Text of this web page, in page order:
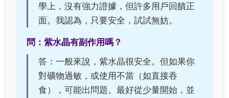
學上，沒有強力證據，但許多用戶回饋正
面。我認為，只要安全，試試無妨。
問：紫水晶有副作用嗎？
答：一般來說，紫水晶很安全。但如果你
對礦物過敏，或使用不當（如直接吞
食），可能出問題。最好從少量開始，並